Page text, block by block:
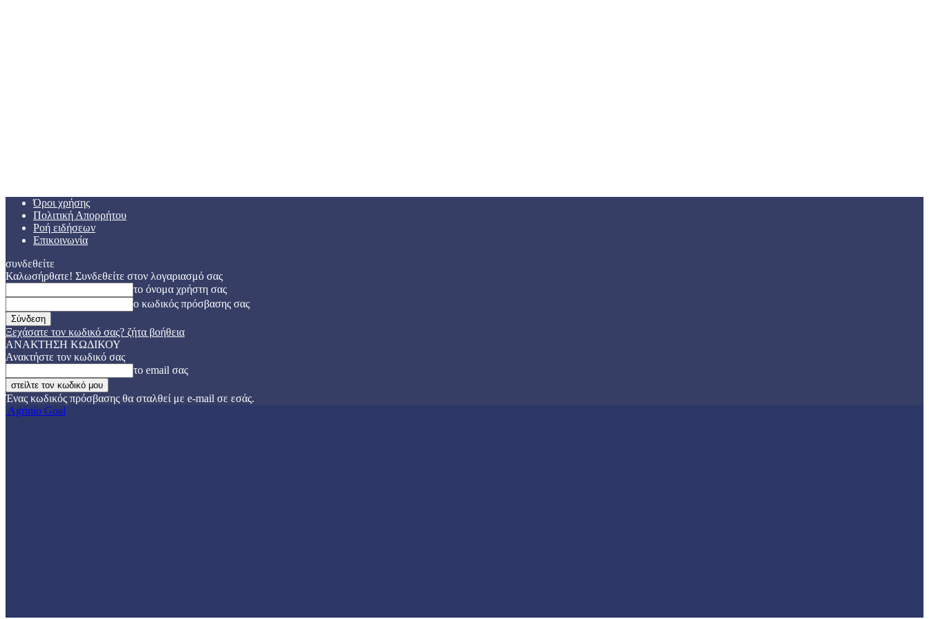
Όροι χρήσης
Πολιτική Απορρήτου
Ροή ειδήσεων
Επικοινωνία
συνδεθείτε
Καλωσήρθατε! Συνδεθείτε στον λογαριασμό σας
το όνομα χρήστη σας
ο κωδικός πρόσβασης σας
Ξεχάσατε τον κωδικό σας? ζήτα βοήθεια
ΑΝΑΚΤΗΣΗ ΚΩΔΙΚΟΥ
Ανακτήστε τον κωδικό σας
το email σας
Ένας κωδικός πρόσβασης θα σταλθεί με e-mail σε εσάς.
Agrinio Goal